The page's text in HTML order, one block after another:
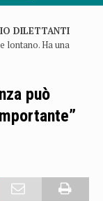
DILETTANTI
lontano. Ha una
può